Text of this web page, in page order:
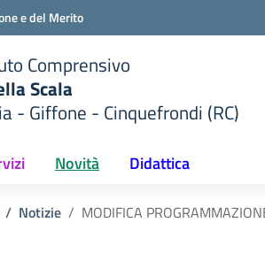
e del Merito
Comprensivo
Scala
- Giffone - Cinquefrondi (RC)
Novità Didattica
Notizie MODIFICA